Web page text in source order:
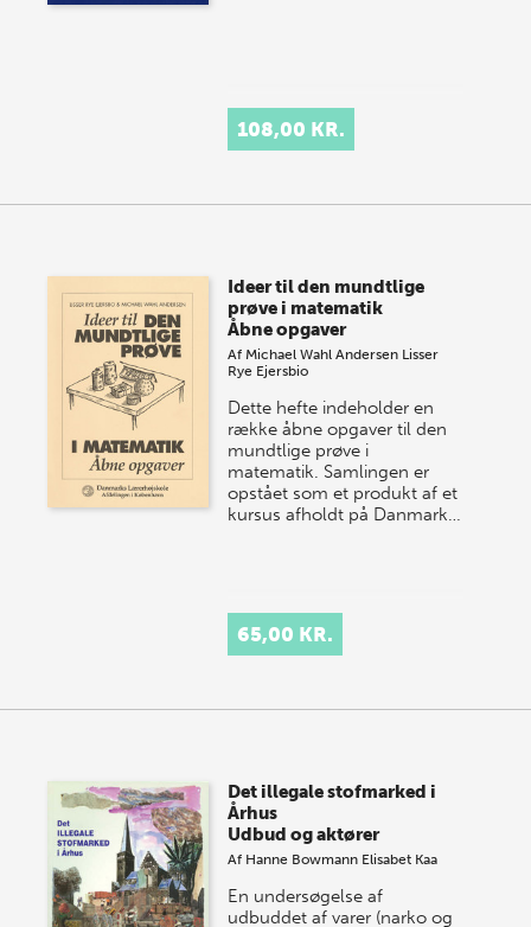
108,00 KR.
Ideer til den mundtlige
prøve i matematik
Åbne opgaver
Af Michael Wahl Andersen Lisser
Rye Ejersbio
Dette hefte indeholder en
række åbne opgaver til den
mundtlige prøve i
matematik. Samlingen er
opstået som et produkt af et
kursus afholdt på Danmark…
65,00 KR.
Det illegale stofmarked i
Århus
Udbud og aktører
Af Hanne Bowmann Elisabet Kaa
En undersøgelse af
udbuddet af varer (narko og